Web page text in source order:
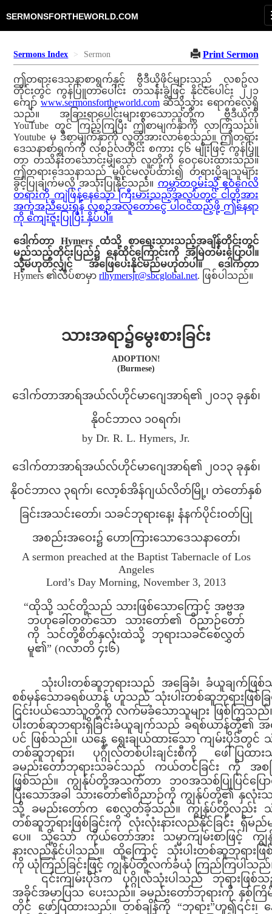
SERMONSFORTHEWORLD.COM
Sermons Index Sermon Print Sermon
ဤတရားဒေသနာစာရွက်နှင့် ဗွီဒီယိုဖိုင်များသည် လစဥ်လ
တိုင်းတွင် ကွန်ပြူတာပေါင်း တသန်းခွဲဖြင့် နိုင်ငံပေါင်း ၂၂၁
ကျော် www.sermonsfortheworld.comဆီသို့သွား ရောက်လေ့ရှိ
သည်။ အခြားရာပေါင်းများစွာသောသူတို့က ဗွီဒီယိုကို
YouTube တွင် ကြည့်ကြပြီး ဤစာမျက်နှာကို လာကြသည်။
Youtube မှ ဒီစာမျက်နှာကို လူတို့အားလာစေသည်။ ဤတရား
ဒေသနာစာရွက်ကို လစဥ်လတိုင်း စကား ၄၆ မျိုးဖြင့် ကွန်ပြူ
တာ တသိန်းတသောင်းမျှသော လူတို့ကို ဝေငှပေးထားသည်။
ဤတရားဒေသနာသည် မူပိုင်မလုပ်ထား၍ တရားပို့ချသူများ
ခွင့်ပြုချက်မလို အသုံးပြုနိုင်သည်။ ကမ္ဘာတဝှမ်းသို့ ဧဝံဂေလိ
တရားကို ကျဲဖြန့်နေသော ကြီးမားသည့်အလုပ်တွင် ငါတို့အား
အကူအညီပေးရန် လစဉ်အလူတော်ငွေ ပါဝင်ထည့်ဖို့ ဤနေရာ
ကို ကျေးဇူးပြုပြီး နှိပ်ပါ။
ဒေါက်တာ Hymers ထံသို့ စာရေးသားသည့်အချိန်တိုင်းတွင်
မည်သည့်တိုင်းပြည်၌ နေထိုင်ကြောင်းကို အမြဲတမ်းပြောပါ။
သို့မဟုတ်လျှင် အဖြေပေးနိုင်မည်မဟုတ်ပါ။ ဒေါက်တာ
Hymers ၏လိပ်စာမှာrlhymersjr@sbcglobal.net. ဖြစ်ပါသည်။
သားအရာ၌မွေးစားခြင်း
ADOPTION!
(Burmese)
ဒေါက်တာအာရ်အယ်လ်ဟိုင်မာဂျေအာရ်၏ ၂၀၁၃ ခုနှစ်၊
နိုဝင်ဘာလ ၁၀ရက်၊
by Dr. R. L. Hymers, Jr.
ဒေါက်တာအာရ်အယ်လ်ဟိုင်မာဂျေအာရ်၏ ၂၀၁၃ ခုနှစ်၊
နိုဝင်ဘာလ ၃ရက်၊ လော့စ်အိန်ဂျယ်လိတ်မြို့၊ တဲတော်နှစ်
ခြင်းအသင်းတော်၊ သခင်ဘုရားနေ့၊ နံနက်ပိုင်းဝတ်ပြု
အစည်းအဝေး၌ ဟောကြားသောဒေသနာတော်၊
A sermon preached at the Baptist Tabernacle of Los
Angeles
Lord’s Day Morning, November 3, 2013
“ထိုသို့ သင်တို့သည် သားဖြစ်သောကြောင့် အဗ္ဗအ
ဘဟုခေါ်တတ်သော သားတော်၏ ဝိညာဉ်တော်
ကို သင်တို့စိတ်နှလုံးထဲသို့ ဘုရားသခင်စေလွှတ်
မူ၏” (ဂလာတိ ၄း၆)
သုံးပါးတစ်ဆူဘုရားသည် အခြေခံ၊ ခံယူချက်ဖြ
စစ်မှန်သောခရစ်ယာန် ဟူသည် သုံးပါးတစ်ဆူဘုရားဖြစ်ခ
ငြင်းပယ်သောသူတို့ကို လက်မခံသောသူများ ဖြစ်ကြသည်
ပါးတစ်ဆုဘရားရှိခြင်းခံယူချက်သည် ခရစ်ယာန်တို့၏ အ
ပင် ဖြစ်သည်။ ယနေ့ ရွေးချယ်ထားသော ကျမ်းပိုဒ်တွင် သုံ
တစ်ဆူဘုရား၊ ပုဂ္ဂိုလ်တစ်ပါးချင်းစီကို ဖေါ်ပြထာ
ခမည်းတော်ဘုရားသခင်သည် ကယ်တင်ခြင်း ကို အစ
ဖြစ်သည်။ ကျွန်ုပ်တို့အသက်တာ ဘ၀အသစ်ပြုပြင်ပြော
ပြီးသောအခါ သားတော်၏ဝိညာဉ်ကို ကျွန်ုပ်တို့၏ နှလုံး
သို့ ခမည်းတော်က စေလွှတ်ခဲ့သည်။ ကျွန်ုပ်တို့လည်း သုံး
တစ်ဆူဘုရားဖြစ်ခြင်းကို လုံးလုံးနားလည်နိုင်ခြင်း ရှိမ
ပေ။ သို့သော် ကိုယ်တော်အား သမ္မာကျမ်းစာဖြင့် က
နားလည်နိုင်ပါသည်။ ထို့ကြောင့် သုံးပါးတစ်ဆူဘုရားဖြစ်
ကို ယုံကြည်ခြင်းဖြင့် ကျွန်ုပ်တို့လက်ခံယုံ ကြည်ကြပါသည်
၎င်းကျမ်းပိုဒ်က ပုဂ္ဂိုလ်သုံးပါသည် ဘုရားဖြစ်
အခိုင်အမာပြသ ပေးသည်။ ခမည်းတော်ဘုရားကို နှစ်က
တိုင် ဖော်ပြထားသည်။ တစ်ချိန်ကို “ဘုရား”ဟူ၍၎င်း၊